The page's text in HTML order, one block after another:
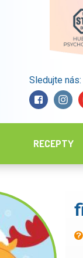
Sledujte nás:
RECEPTY